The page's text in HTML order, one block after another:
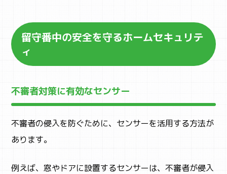
留守番中の安全を守るホームセキュリテ
ィ
不審者対策に有効なセンサー
不審者の侵入を防ぐために、センサーを活用する方法が
あります。
例えば、窓やドアに設置するセンサーは、不審者が侵入